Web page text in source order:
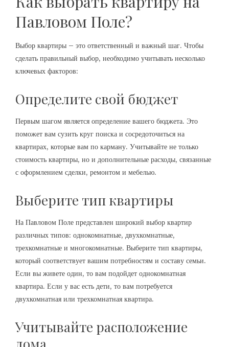
Павловом Поле?
Выбор квартиры – это ответственный и важный шаг. Чтобы
сделать правильный выбор, необходимо учитывать несколько
ключевых факторов:
Определите свой бюджет
Первым шагом является определение вашего бюджета. Это
поможет вам сузить круг поиска и сосредоточиться на
квартирах, которые вам по карману. Учитывайте не только
стоимость квартиры, но и дополнительные расходы, связанные
с оформлением сделки, ремонтом и мебелью.
Выберите тип квартиры
На Павловом Поле представлен широкий выбор квартир
различных типов: однокомнатные, двухкомнатные,
трехкомнатные и многокомнатные. Выберите тип квартиры,
который соответствует вашим потребностям и составу семьи.
Если вы живете один, то вам подойдет однокомнатная
квартира. Если у вас есть дети, то вам потребуется
двухкомнатная или трехкомнатная квартира.
Учитывайте расположение